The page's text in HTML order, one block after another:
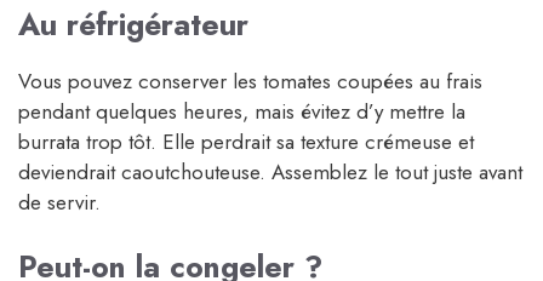
Au réfrigérateur
Vous pouvez conserver les tomates coupées au frais
pendant quelques heures, mais évitez d’y mettre la
burrata trop tôt. Elle perdrait sa texture crémeuse et
deviendrait caoutchouteuse. Assemblez le tout juste avant
de servir.
Peut-on la congeler ?